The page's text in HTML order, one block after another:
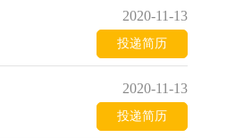
2020-11-13
投递简历
2020-11-13
投递简历